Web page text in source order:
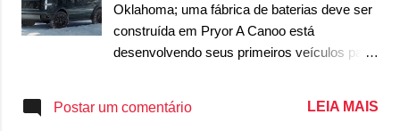
Oklahoma; uma fábrica de baterias deve ser
construída em Pryor A Canoo está
desenvolvendo seus primeiros veículos para
com a marca, a fábrica ainda teria que ser
Postar um comentário LEIA MAIS